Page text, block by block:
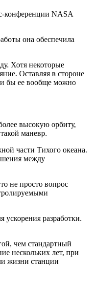
конференции NASA
она обеспечила
Хотя некоторые
Оставляя в стороне
бы ее вообще можно
высокую орбиту,
маневр.
части Тихого океана.
между
не просто вопрос
ускорения разработки.
чем стандартный
нескольких лет, при
жизни станции